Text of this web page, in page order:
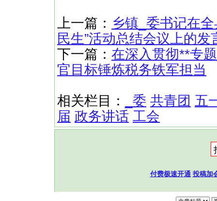
上一篇： 乡镇_委书记在
民生”活动总结会议上的发
下一篇： 在深入贯彻**专
官目标锤炼税务铁军担当
相关栏目： _委 共青团 五
届 政务讲话 工会
付费极速开通 投稿加